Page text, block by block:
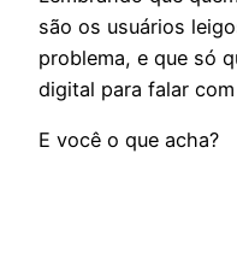
são os usuários
problema, e que só
digital para falar
E você o que acha?